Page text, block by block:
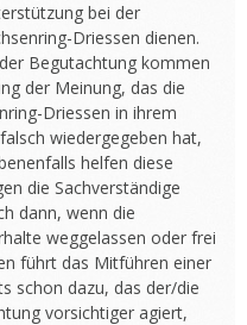
bei der
Driessen dienen.
Begutachtung kommen
der Meinung, das die
Driessen in ihrem
wiedergegeben hat,
helfen diese
die Sachverständige
dann, wenn die
weggelassen oder frei
führt das Mitführen einer
schon dazu, das der/die
vorsichtiger agiert,